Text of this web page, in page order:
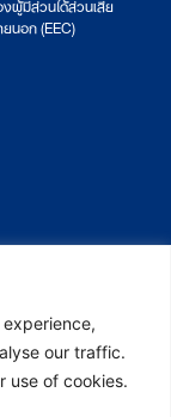
our traffic.
use of cookies.
นอก (EEC)